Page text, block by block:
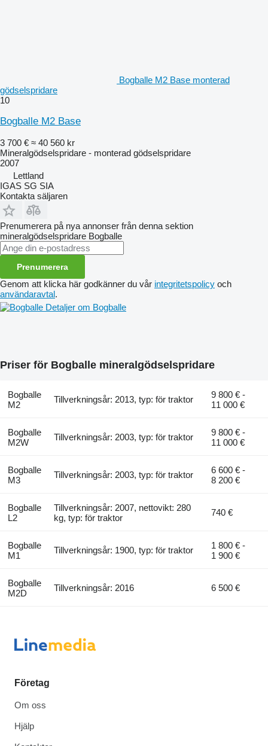
Bogballe M2 Base monterad
gödselspridare
10
Bogballe M2 Base
3 700 € ≈ 40 560 kr
Mineralgödselspridare - monterad gödselspridare
2007
Lettland
IGAS SG SIA
Kontakta säljaren
Prenumerera på nya annonser från denna sektion
mineralgödselspridare Bogballe
Prenumerera
Genom att klicka här godkänner du vår integritetspolicy och
användaravtal.
Detaljer om Bogballe
Priser för Bogballe mineralgödselspridare
Bogballe
M2
Tillverkningsår: 2013, typ: för traktor
9 800 € -
11 000 €
Bogballe
M2W
Tillverkningsår: 2003, typ: för traktor
9 800 € -
11 000 €
Bogballe
M3
Tillverkningsår: 2003, typ: för traktor
6 600 € -
8 200 €
Bogballe
L2
Tillverkningsår: 2007, nettovikt: 280
kg, typ: för traktor
740 €
Bogballe
M1
Tillverkningsår: 1900, typ: för traktor
1 800 € -
1 900 €
Bogballe
M2D
Tillverkningsår: 2016 6 500 €
Företag
Om oss
Hjälp